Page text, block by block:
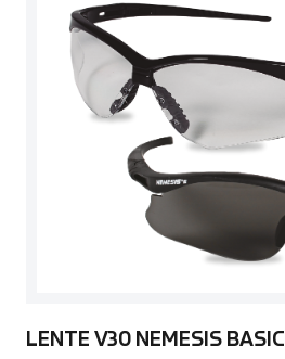
LENTE V30 NEMESIS BASIC